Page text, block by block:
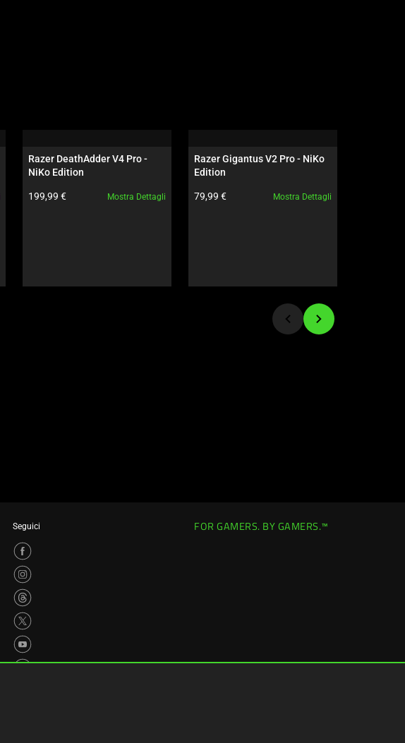
Razer DeathAdder V4 Pro -
NiKo Edition
Prezzo prodotto:
199,99 € Mostra Dettagli
Razer Gigantus V2 Pro - NiKo
Edition
Prezzo prodotto:
79,99 € Mostra Dettagli
Seguici FOR GAMERS. BY GAMERS.™